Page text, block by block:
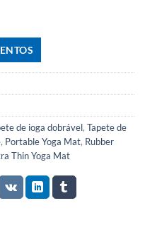
de ioga dobrável, Tapete de
, Portable Yoga Mat, Rubber
Thin Yoga Mat